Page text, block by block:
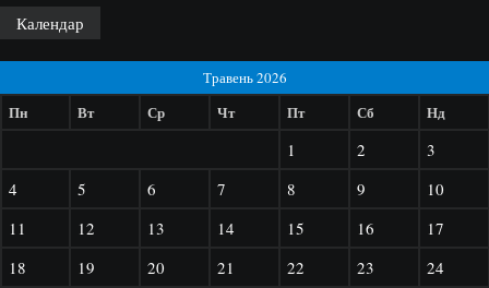
Календар
Травень 2026
Пн Вт Ср Чт Пт Сб Нд
1 2
3
4
5 6 7 8 9
10
11
12 13 14 15 16
17
18
19 20 21 22 23 24